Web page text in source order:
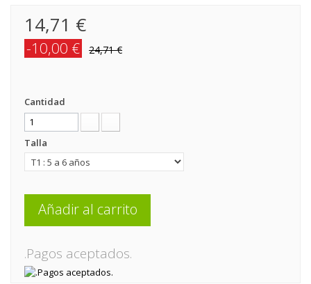
14,71 €
-10,00 € 24,71 €
Cantidad
Talla
Añadir al carrito
.Pagos aceptados.